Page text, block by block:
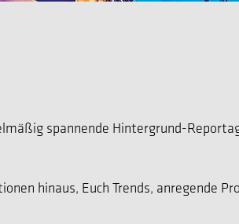
spannende Hintergrund-
hinaus, Euch Trends, anregende